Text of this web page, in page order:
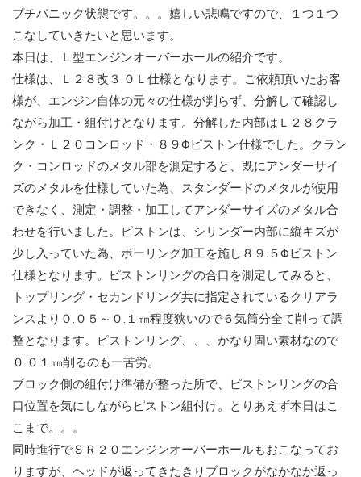
プチパニック状態です。。。嬉しい悲鳴ですので、１つ１つ
こなしていきたいと思います。
本日は、Ｌ型エンジンオーバーホールの紹介です。
仕様は、Ｌ２８改３.０Ｌ仕様となります。ご依頼頂いたお客
様が、エンジン自体の元々の仕様が判らず、分解して確認し
ながら加工・組付けとなります。分解した内部はＬ２８クラ
ンク・Ｌ２０コンロッド・８９Φピストン仕様でした。クラン
ク・コンロッドのメタル部を測定すると、既にアンダーサイ
ズのメタルを仕様していた為、スタンダードのメタルが使用
できなく、測定・調整・加工してアンダーサイズのメタル合
わせを行いました。ピストンは、シリンダー内部に縦キズが
少し入っていた為、ボーリング加工を施し８９.５Φピストン
仕様となります。ピストンリングの合口を測定してみると、
トップリング・セカンドリング共に指定されているクリアラ
ンスより０.０５～０.１㎜程度狭いので６気筒分全て削って調
整となります。ピストンリング、、、かなり固い素材なので
０.０１㎜削るのも一苦労。
ブロック側の組付け準備が整った所で、ピストンリングの合
口位置を気にしながらピストン組付け。とりあえず本日はこ
こまで。。。
同時進行でＳＲ２０エンジンオーバーホールもおこなってお
りますが、ヘッドが返ってきたきりブロックがなかなか返っ